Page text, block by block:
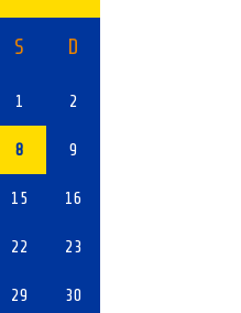
S D
1 2
8 9
15 16
22 23
29 30